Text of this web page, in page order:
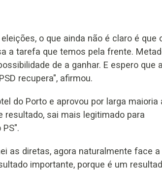
o que ainda não é claro é que
a tarefa que temos pela frente.
de a ganhar. E espero que a
recupera", afirmou.
do Porto e aprovou por larga maioria
resultado, sai mais legitimado para
as diretas, agora naturalmente face a
importante, porque é um